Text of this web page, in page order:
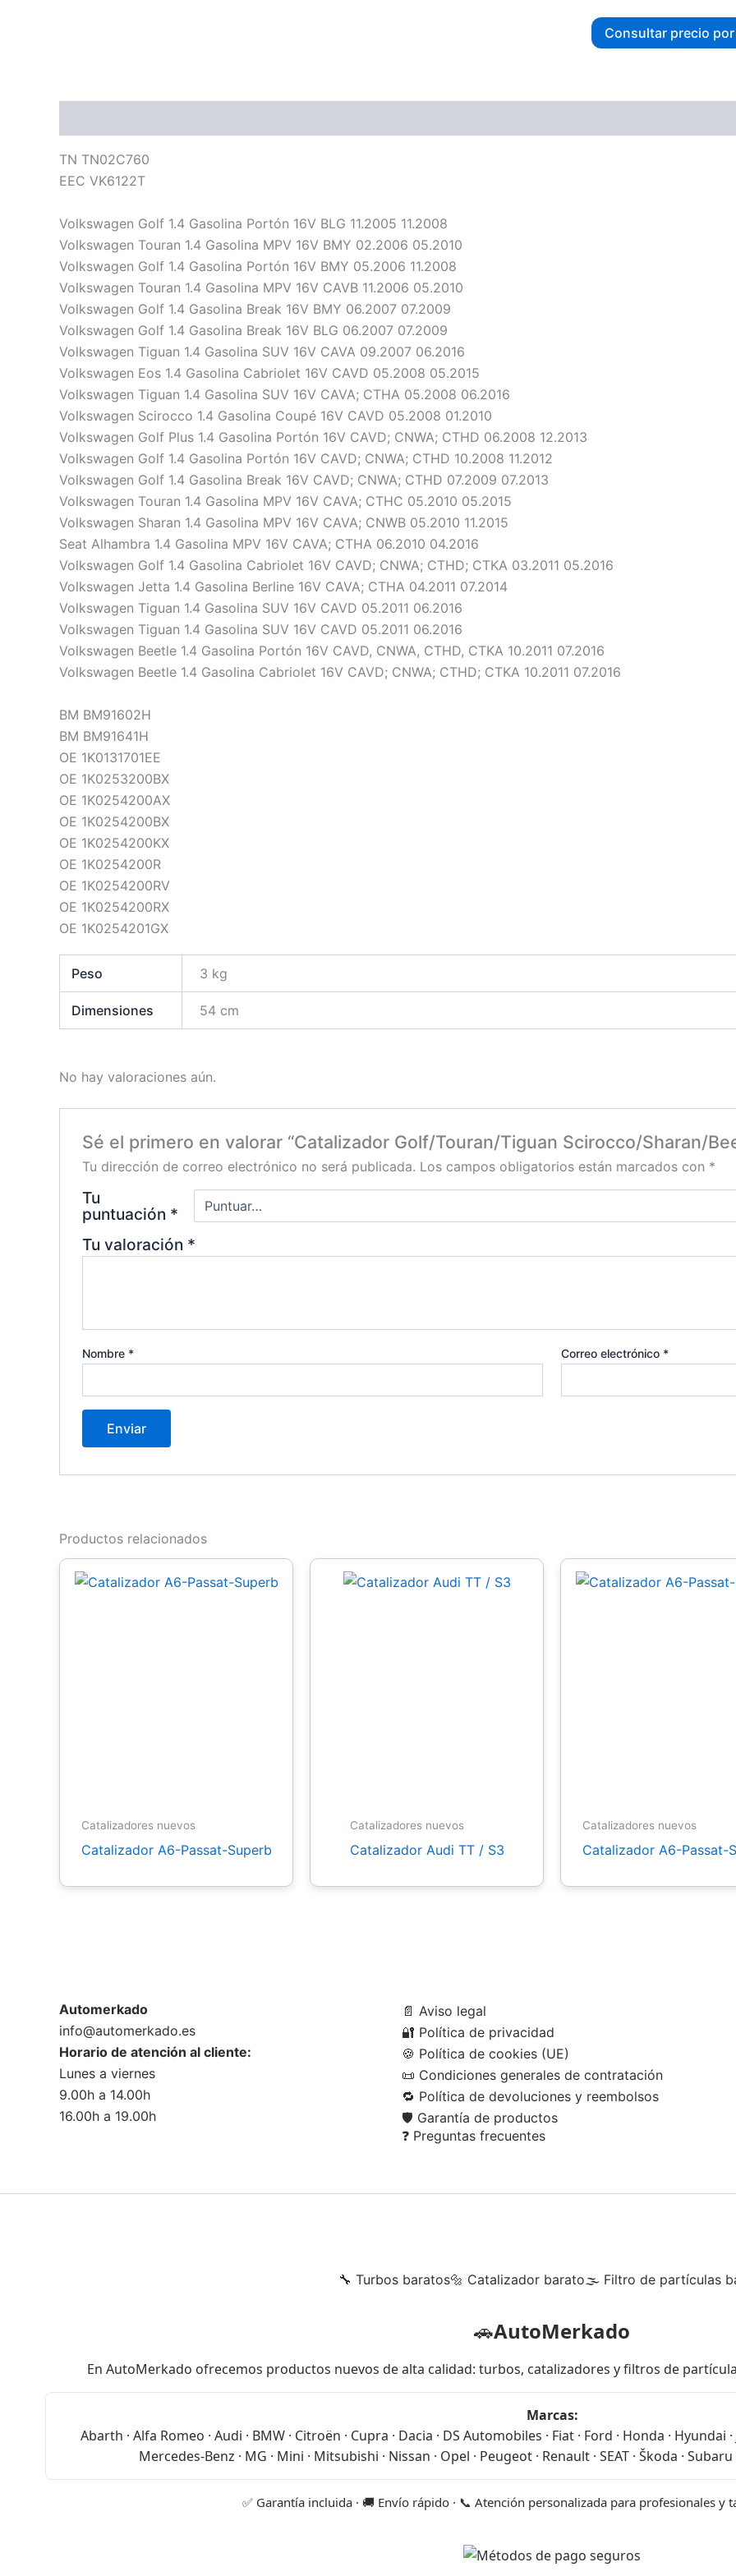
Consultar precio
TN TN02C760
EEC VK6122T
Volkswagen Golf 1.4 Gasolina Portón 16V BLG 11.2005 11.2008
Volkswagen Touran 1.4 Gasolina MPV 16V BMY 02.2006 05.2010
Volkswagen Golf 1.4 Gasolina Portón 16V BMY 05.2006 11.2008
Volkswagen Touran 1.4 Gasolina MPV 16V CAVB 11.2006 05.2010
Volkswagen Golf 1.4 Gasolina Break 16V BMY 06.2007 07.2009
Volkswagen Golf 1.4 Gasolina Break 16V BLG 06.2007 07.2009
Volkswagen Tiguan 1.4 Gasolina SUV 16V CAVA 09.2007 06.2016
Volkswagen Eos 1.4 Gasolina Cabriolet 16V CAVD 05.2008 05.2015
Volkswagen Tiguan 1.4 Gasolina SUV 16V CAVA; CTHA 05.2008 06.2016
Volkswagen Scirocco 1.4 Gasolina Coupé 16V CAVD 05.2008 01.2010
Volkswagen Golf Plus 1.4 Gasolina Portón 16V CAVD; CNWA; CTHD 06.2008 12.2013
Volkswagen Golf 1.4 Gasolina Portón 16V CAVD; CNWA; CTHD 10.2008 11.2012
Volkswagen Golf 1.4 Gasolina Break 16V CAVD; CNWA; CTHD 07.2009 07.2013
Volkswagen Touran 1.4 Gasolina MPV 16V CAVA; CTHC 05.2010 05.2015
Volkswagen Sharan 1.4 Gasolina MPV 16V CAVA; CNWB 05.2010 11.2015
Seat Alhambra 1.4 Gasolina MPV 16V CAVA; CTHA 06.2010 04.2016
Volkswagen Golf 1.4 Gasolina Cabriolet 16V CAVD; CNWA; CTHD; CTKA 03.2011 05.2016
Volkswagen Jetta 1.4 Gasolina Berline 16V CAVA; CTHA 04.2011 07.2014
Volkswagen Tiguan 1.4 Gasolina SUV 16V CAVD 05.2011 06.2016
Volkswagen Tiguan 1.4 Gasolina SUV 16V CAVD 05.2011 06.2016
Volkswagen Beetle 1.4 Gasolina Portón 16V CAVD, CNWA, CTHD, CTKA 10.2011 07.2016
Volkswagen Beetle 1.4 Gasolina Cabriolet 16V CAVD; CNWA; CTHD; CTKA 10.2011 07.2016
BM BM91602H
BM BM91641H
OE 1K0131701EE
OE 1K0253200BX
OE 1K0254200AX
OE 1K0254200BX
OE 1K0254200KX
OE 1K0254200R
OE 1K0254200RV
OE 1K0254200RX
OE 1K0254201GX
Peso 3 kg
Dimensiones 54 cm
No hay valoraciones aún.
Sé el primero en valorar “Catalizador Golf/Touran/Tiguan Scirocco/Sharan/
Tu dirección de correo electrónico no será publicada. Los campos obligatorios están marcados con *
Tu
puntuación *
Tu valoración *
Nombre * Correo electrónico *
Productos relacionados
Catalizadores nuevos
Catalizador A6-Passat-Superb
Catalizadores nuevos
Catalizador Audi TT / S3
Catalizadores nuevos
Catalizador A6-Passat-
Automerkado
info@automerkado.es
Horario de atención al cliente:
Lunes a viernes
9.00h a 14.00h
16.00h a 19.00h
📄 Aviso legal
🔐 Política de privacidad
🍪 Política de cookies (UE)
📜 Condiciones generales de contratación
🔁 Política de devoluciones y reembolsos
🛡️ Garantía de productos
❓Preguntas frecuentes
🔧 Turbos baratos🔩 Catalizador barato🌫 Filtro de partículas
🚗AutoMerkado
En AutoMerkado ofrecemos productos nuevos de alta calidad: turbos, catalizadores y filtros de
Marcas:
Abarth · Alfa Romeo · Audi · BMW · Citroën · Cupra · Dacia · DS Automobiles · Fiat · Ford · Honda · Hyundai ·
Mercedes-Benz · MG · Mini · Mitsubishi · Nissan · Opel · Peugeot · Renault · SEAT · Škoda ·
✅ Garantía incluida · 🚚 Envío rápido · 📞 Atención personalizada para profesionales y